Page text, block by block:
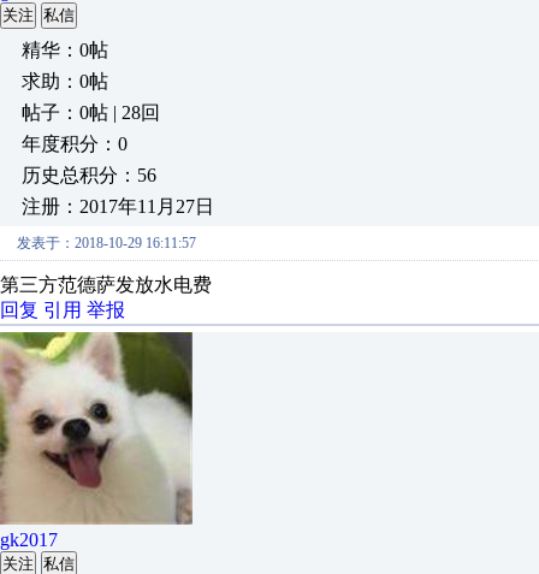
关注 私信
精华：0帖
求助：0帖
帖子：0帖 | 28回
年度积分：0
历史总积分：56
注册：2017年11月27日
发表于：2018-10-29 16:11:57
第三方范德萨发放水电费
回复 引用 举报
gk2017
关注 私信